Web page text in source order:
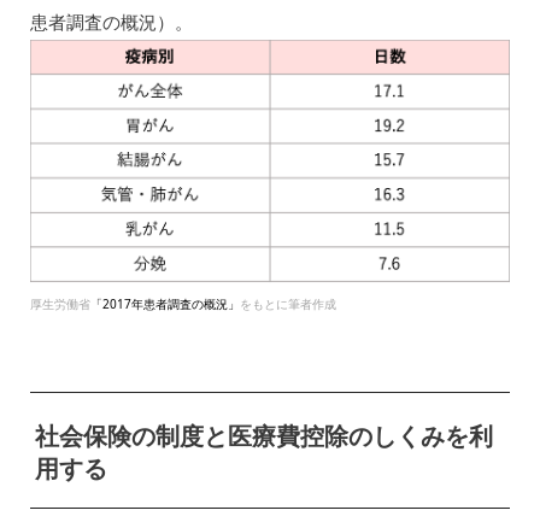
患者調査の概況）。
厚生労働省「2017年患者調査の概況」 をもとに筆者作成
社会保険の制度と医療費控除のしくみを利
用する